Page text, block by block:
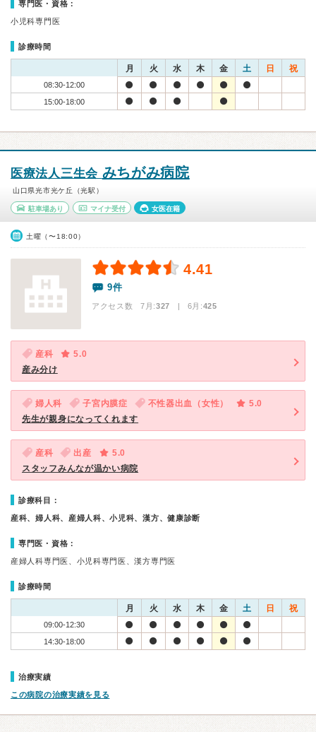
専門医・資格：
小児科専門医
診療時間
月 火 水 木 金 土 日 祝
08:30-12:00
15:00-18:00
医療法人三生会 みちがみ病院
山口県光市光ケ丘（光駅）
駐車場あり マイナ受付 女医在籍
土曜（〜18:00）
4.41
9件
アクセス数 7月:327 | 6月:425
産科
5.0
産み分け
婦人科 子宮内膜症 不性器出血（女性）
5.0
先生が親身になってくれます
産科 出産
5.0
スタッフみんなが温かい病院
診療科目：
産科、婦人科、産婦人科、小児科、漢方、健康診断
専門医・資格：
産婦人科専門医、小児科専門医、漢方専門医
診療時間
月 火 水 木 金 土 日 祝
09:00-12:30
14:30-18:00
治療実績
この病院の治療実績を見る